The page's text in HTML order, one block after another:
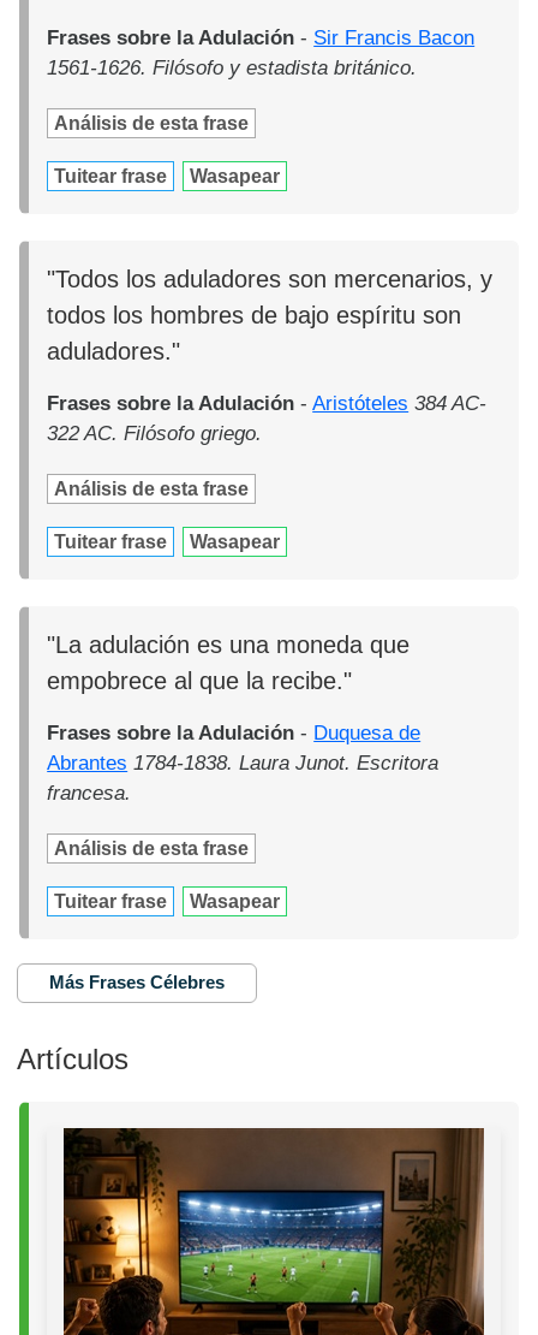
Frases sobre la Adulación - Sir Francis Bacon
1561-1626. Filósofo y estadista británico.
Análisis de esta frase
Tuitear frase Wasapear
"Todos los aduladores son mercenarios, y
todos los hombres de bajo espíritu son
aduladores."
Frases sobre la Adulación -Aristóteles 384 AC-
322 AC. Filósofo griego.
Análisis de esta frase
Tuitear frase Wasapear
"La adulación es una moneda que
empobrece al que la recibe."
Frases sobre la Adulación - Duquesa de
Abrantes 1784-1838. Laura Junot. Escritora
francesa.
Análisis de esta frase
Tuitear frase Wasapear
Más Frases Célebres
Artículos